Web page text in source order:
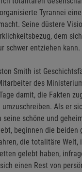
Tyrannei
Seine düstere
dem
schwer entziehen kann.
Smith ist
des
damit, die Fakten
Als er
seine schöne und
beginnen die beiden
die totalitäre Welt,
gelebt haben,
einen Rest von